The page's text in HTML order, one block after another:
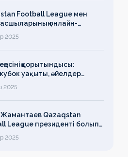
Football League мен
онлайн-
қорытындысы
баспасөз-релизі
2025
қорытындысы:
уақыты, әйелдер
дамуы, легионерлерге
2025
Жамантаев Qazaqstan
League президенті болып
2025